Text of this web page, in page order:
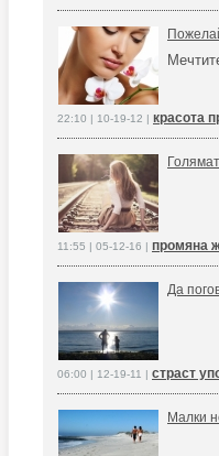
22:10 | 10-19-12 | красота
11:55 | 05-12-16 | промяна
Да
06:00 | 12-19-11 | страст
Малки